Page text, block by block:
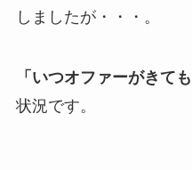
しましたが・・・。
「いつオファーがきて
状況です。